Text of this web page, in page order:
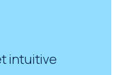
intuitive